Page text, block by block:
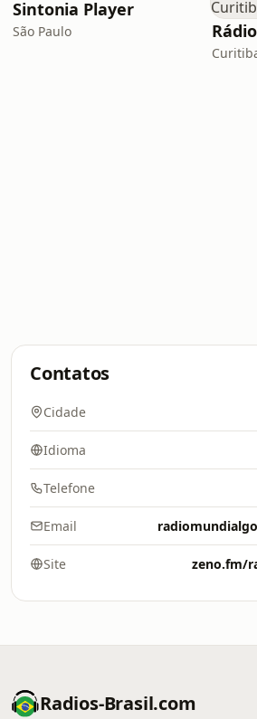
Sintonia Player
São Paulo
Contatos
Cidade
Idioma
Telefone
Email
Site zeno.fm/
Radios-Brasil.com